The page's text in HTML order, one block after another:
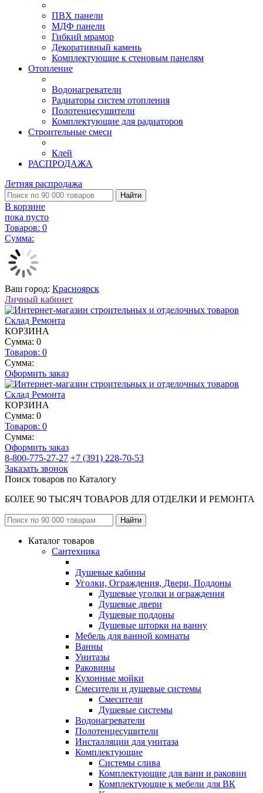
ПВХ панели
МДФ панели
Гибкий мрамор
Декоративный камень
Комплектующие к стеновым панелям
Отопление
Водонагреватели
Радиаторы систем отопления
Полотенцесушители
Комплектующие для радиаторов
Строительные смеси
Клей
РАСПРОДАЖА
Летняя распродажа
Найти
В корзине
пока пусто
Товаров: 0
Сумма:
Ваш город: Красноярск
Личный кабинет
КОРЗИНА
Сумма: 0
Товаров: 0
Сумма:
Оформить заказ
КОРЗИНА
Сумма: 0
Товаров: 0
Сумма:
Оформить заказ
8-800-775-27-27 +7 (391) 228-70-53
Заказать звонок
Поиск товаров по Каталогу
БОЛЕЕ 90 ТЫСЯЧ ТОВАРОВ ДЛЯ ОТДЕЛКИ И РЕМОНТА
Каталог товаров
Сантехника
Душевые кабины
Уголки, Ограждения, Двери, Поддоны
Душевые уголки и ограждения
Душевые двери
Душевые поддоны
Душевые шторки на ванну
Мебель для ванной комнаты
Ванны
Унитазы
Раковины
Кухонные мойки
Смесители и душевые системы
Смесители
Душевые системы
Водонагреватели
Полотенцесушители
Инсталляции для унитаза
Комплектующие
Системы слива
Комплектующие для ванн и раковин
Комплектующие к мебели для ВК